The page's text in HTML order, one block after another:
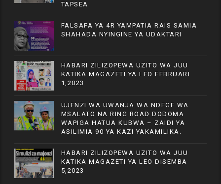
TAPSEA
FALSAFA YA 4R YAMPATIA RAIS SAMIA
SHAHADA NYINGINE YA UDAKTARI
HABARI ZILIZOPEWA UZITO WA JUU
KATIKA MAGAZETI YA LEO FEBRUARI
1,2023
UJENZI WA UWANJA WA NDEGE WA
MSALATO NA RING ROAD DODOMA
WAPIGA HATUA KUBWA – ZAIDI YA
ASILIMIA 90 YA KAZI YAKAMILIKA.
HABARI ZILIZOPEWA UZITO WA JUU
KATIKA MAGAZETI YA LEO DISEMBA
5,2023